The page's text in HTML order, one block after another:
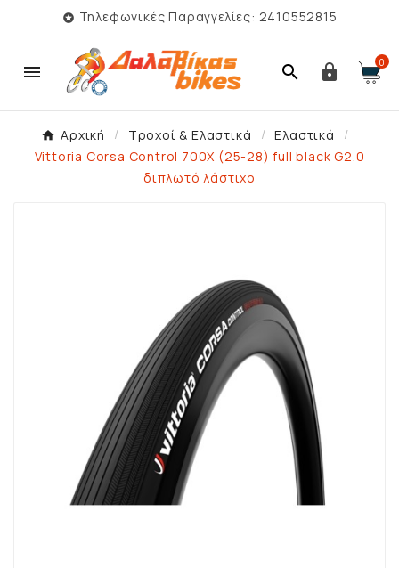
 Τηλεφωνικές Παραγγελίες: 2410552815
   0
Αρχική Τροχοί & Ελαστικά
Ελαστικά
Vittoria Corsa Control 700X (25-28) full black G2.0
διπλωτό λάστιχο